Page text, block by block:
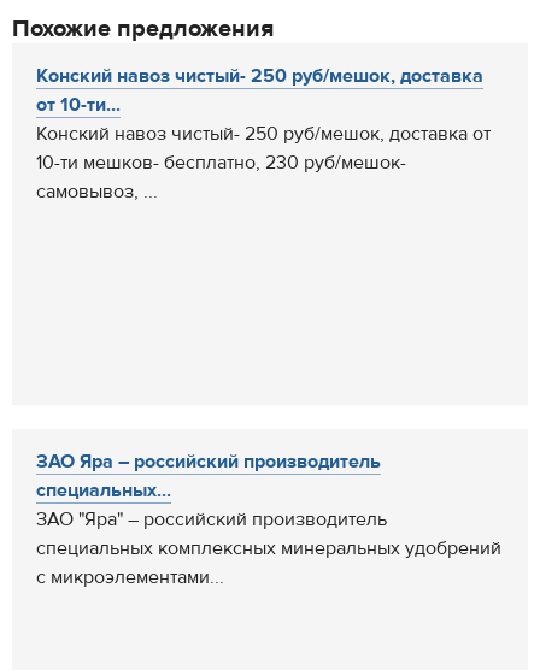
Похожие предложения
Конский навоз чистый- 250 руб/мешок, доставка
от 10-ти...
Конский навоз чистый- 250 руб/мешок, доставка от
10-ти мешков- бесплатно, 230 руб/мешок-
самовывоз, ...
ЗАО Яра – российский производитель
специальных...
ЗАО "Яра" – российский производитель
специальных комплексных минеральных удобрений
с микроэлементами...